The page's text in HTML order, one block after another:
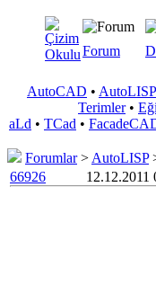
Forum
AutoCAD • AutoLISP
Terimler•
aLd • TCad •
Forumlar> AutoLISP
66926